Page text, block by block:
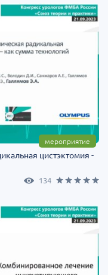
мероприятие
цистэктомия -
134